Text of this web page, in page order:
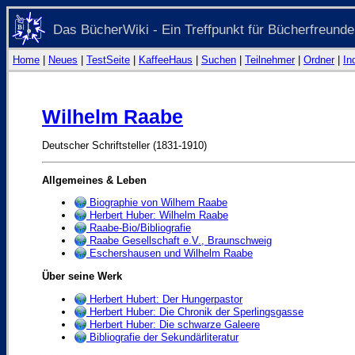
Das BücherWiki - Ein Treffpunkt für Bücherfreunde
Home Neues TestSeite KaffeeHaus Suchen Teilnehmer| Ordner|
Wilhelm Raabe
Deutscher Schriftsteller (1831-1910)
Allgemeines & Leben
Biographie von Wilhem Raabe
Herbert Huber: Wilhelm Raabe
Raabe-Bio/Bibliografie
Raabe Gesellschaft e.V., Braunschweig
Eschershausen und Wilhelm Raabe
Über seine Werk
Herbert Hubert: Der Hungerpastor
Herbert Huber: Die Chronik der Sperlingsgasse
Herbert Huber: Die schwarze Galeere
Bibliografie der Sekundärliteratur